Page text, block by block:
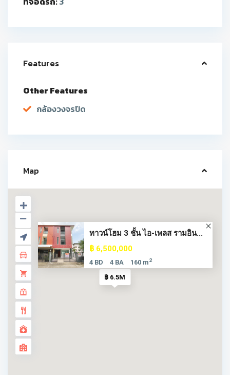
Features
Other Features
กล้องวงจรปิด
Map
฿ 6.5M
ทาวน์โฮม 3 ชั้น ไอ-เพลส รามอิน...
฿ 6,500,000
4 BD 4 BA 160 m2